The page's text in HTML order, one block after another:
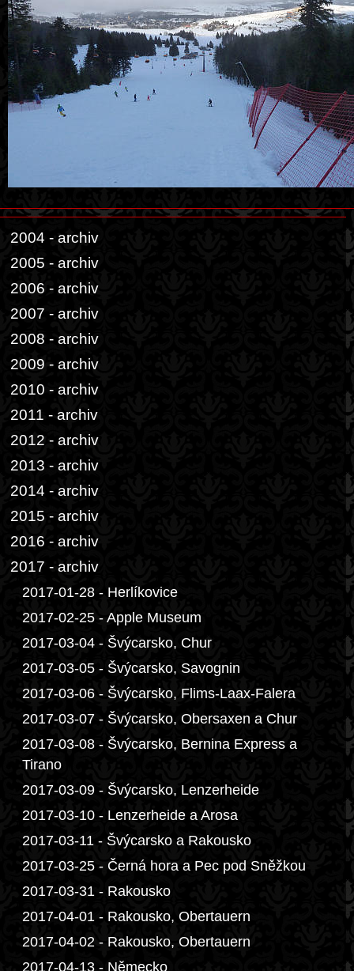
2004 - archiv
2005 - archiv
2006 - archiv
2007 - archiv
2008 - archiv
2009 - archiv
2010 - archiv
2011 - archiv
2012 - archiv
2013 - archiv
2014 - archiv
2015 - archiv
2016 - archiv
2017 - archiv
2017-01-28 - Herlíkovice
2017-02-25 - Apple Museum
2017-03-04 - Švýcarsko, Chur
2017-03-05 - Švýcarsko, Savognin
2017-03-06 - Švýcarsko, Flims-Laax-Falera
2017-03-07 - Švýcarsko, Obersaxen a Chur
2017-03-08 - Švýcarsko, Bernina Express a
Tirano
2017-03-09 - Švýcarsko, Lenzerheide
2017-03-10 - Lenzerheide a Arosa
2017-03-11 - Švýcarsko a Rakousko
2017-03-25 - Černá hora a Pec pod Sněžkou
2017-03-31 - Rakousko
2017-04-01 - Rakousko, Obertauern
2017-04-02 - Rakousko, Obertauern
2017-04-13 - Německo